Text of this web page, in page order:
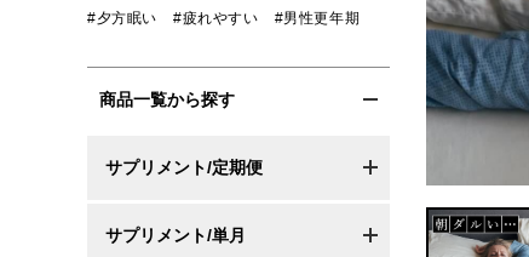
#夕方眠い #疲れやすい #男性更年期
商品一覧から探す
サプリメント/定期便
サプリメント/単月